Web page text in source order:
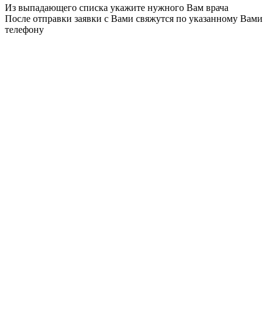
Из выпадающего списка укажите нужного Вам врача
После отправки заявки с Вами свяжутся по указанному Вами
телефону